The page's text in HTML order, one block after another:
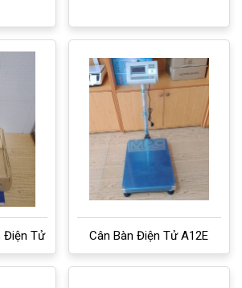
Điện Tử Cân Bàn Điện Tử A12E